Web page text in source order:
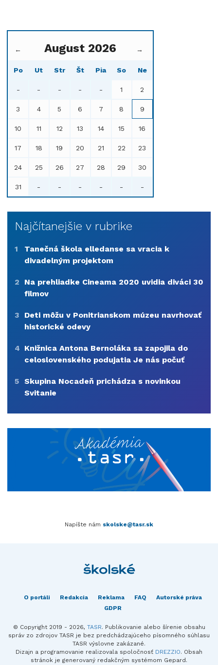
← August 2026 →
Po Ut Str Št Pia So Ne
- - - - - 1 2
3 4 5 6 7 8 9
10 11 12 13 14 15 16
17 18 19 20 21 22 23
24 25 26 27 28 29 30
31 - - - - - -
Najčítanejšie v rubrike
1
Tanečná škola elledanse sa vracia k
divadelným projektom
2
Na prehliadke Cineama 2020 uvidia diváci 30
filmov
3
Deti môžu v Ponitrianskom múzeu navrhovať
historické odevy
4 Knižnica Antona Bernoláka sa zapojila do
celoslovenského podujatia Je nás počuť
5 Skupina Nocadeň prichádza s novinkou
Svitanie
Napíšte nám skolske@tasr.sk
O portáli Redakcia Reklama FAQ
Autorské práva
GDPR
© Copyright 2019 - 2026, TASR. Publikovanie alebo šírenie obsahu
správ zo zdrojov TASR je bez predchádzajúceho písomného súhlasu
TASR výslovne zakázané.
Dizajn a programovanie realizovala spoločnosť DREZZIO. Obsah
stránok je generovaný redakčným systémom Gepard.